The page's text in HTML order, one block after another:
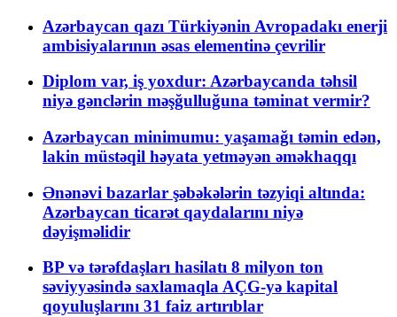
Azərbaycan qazı Türkiyənin Avropadakı enerji
ambisiyalarının əsas elementinə çevrilir
Diplom var, iş yoxdur: Azərbaycanda təhsil
niyə gənclərin məşğulluğuna təminat vermir?
Azərbaycan minimumu: yaşamağı təmin edən,
lakin müstəqil həyata yetməyən əməkhaqqı
Ənənəvi bazarlar şəbəkələrin təzyiqi altında:
Azərbaycan ticarət qaydalarını niyə
dəyişməlidir
BP və tərəfdaşları hasilatı 8 milyon ton
səviyyəsində saxlamaqla AÇG-yə kapital
qoyuluşlarını 31 faiz artırıblar